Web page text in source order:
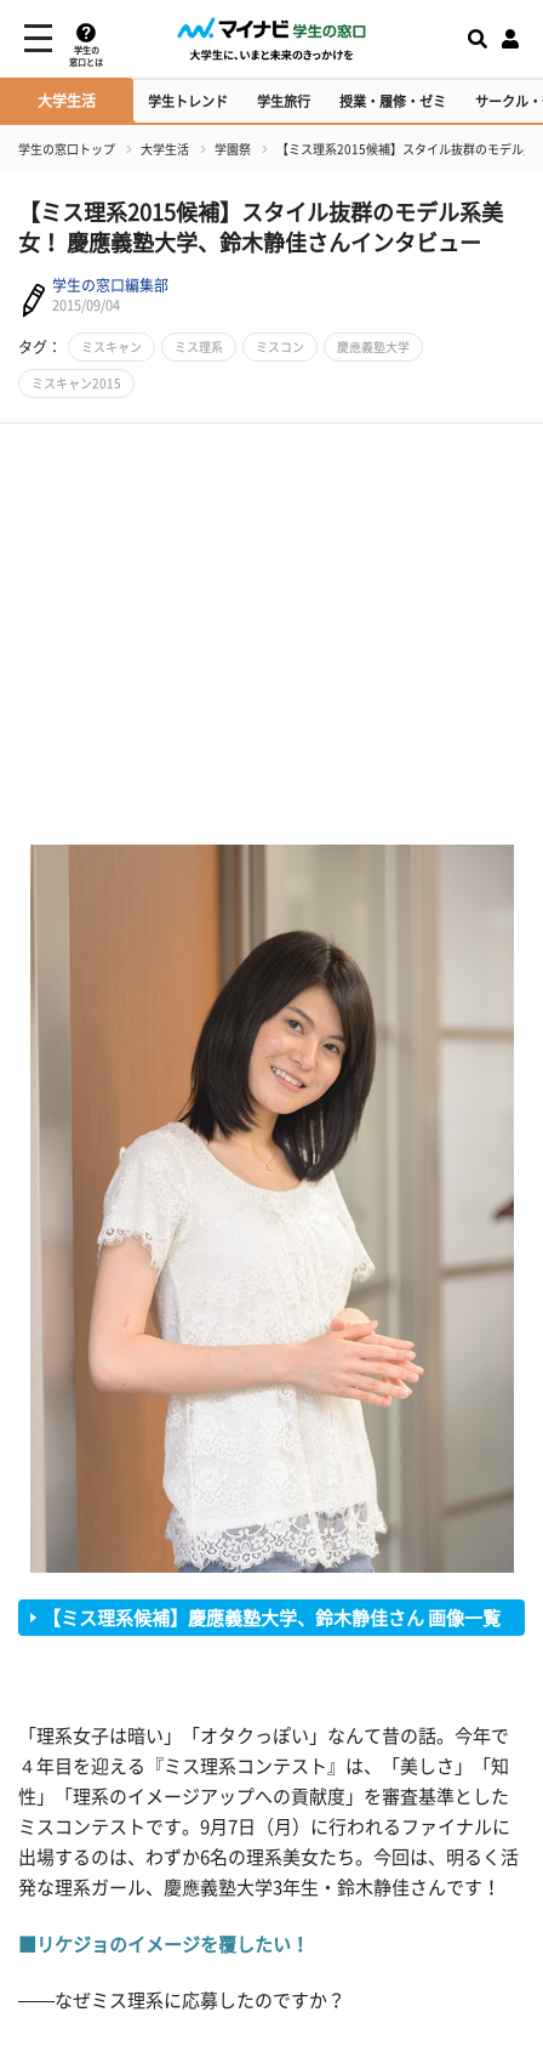
学生の
窓口とは
大学生活 学生トレンド 学生旅行 授業・履修・ゼミ サークル
学生の窓口トップ 大学生活 学園祭 【ミス理系2015候補】スタイル抜群のモデル
【ミス理系2015候補】スタイル抜群のモデル系美
女！ 慶應義塾大学、鈴木静佳さんインタビュー
学生の窓口編集部
2015/09/04
タグ： ミスキャン ミス理系 ミスコン 慶應義塾大学
ミスキャン2015
【ミス理系候補】慶應義塾大学、鈴木静佳さん 画像一覧
「理系女子は暗い」「オタクっぽい」なんて昔の話。今年で
４年目を迎える『ミス理系コンテスト』は、「美しさ」「知
性」「理系のイメージアップへの貢献度」を審査基準とした
ミスコンテストです。9月7日（月）に行われるファイナルに
出場するのは、わずか6名の理系美女たち。今回は、明るく活
発な理系ガール、慶應義塾大学3年生・鈴木静佳さんです！
■リケジョのイメージを覆したい！
——なぜミス理系に応募したのですか？